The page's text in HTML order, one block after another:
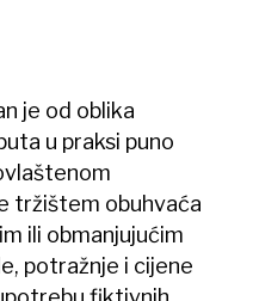
je od oblika
u praksi puno
tržištem obuhvaća
ili obmanjujućim
potražnje i cijene